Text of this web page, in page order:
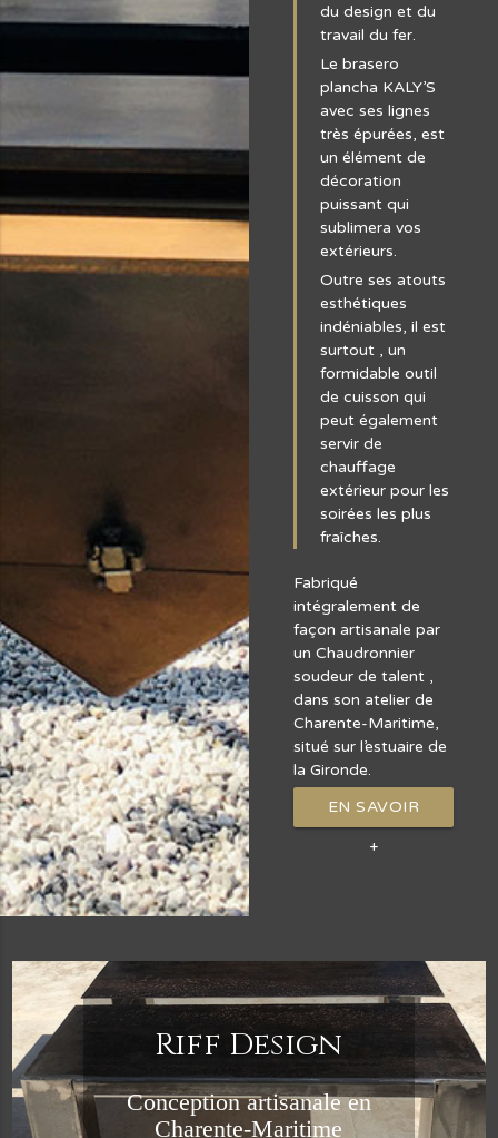
du design et du
travail du fer.
Le brasero
plancha KALY’S
avec ses lignes
très épurées, est
un élément de
décoration
puissant qui
sublimera vos
extérieurs.
Outre ses atouts
esthétiques
indéniables, il est
surtout , un
formidable outil
de cuisson qui
peut également
servir de
chauffage
extérieur pour les
soirées les plus
fraîches.
Fabriqué
intégralement de
façon artisanale par
un Chaudronnier
soudeur de talent ,
dans son atelier de
Charente-Maritime,
situé sur l’estuaire de
la Gironde.
EN SAVOIR
+
Riff Design
Conception artisanale en
Charente-Maritime